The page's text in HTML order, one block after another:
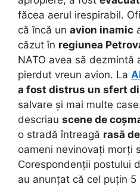
făcea aerul irespirabil.
că încă un avion inamic
căzut în regiunea
NATO avea să dezmintă
pierdut vreun avion. La
a fost distrus un sfert
salvare și mai multe
descriau scene de
o stradă întreagă rasă
oameni nevinovați morți
Corespondenții postului
au anunțat că cel puțin